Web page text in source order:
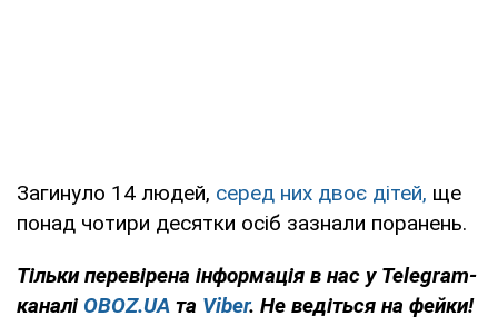
Загинуло 14 людей, серед них двоє дітей, ще
понад чотири десятки осіб зазнали поранень.
Тільки перевірена інформація в нас у Telegram-
каналі OBOZ.UA та Viber. Не ведіться на фейки!